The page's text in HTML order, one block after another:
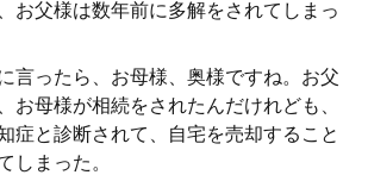
お父様は数年前に多解をされてしまっ
言ったら、お母様、奥様ですね。お父
お母様が相続をされたんだけれども、
症と診断されて、自宅を売却すること
しまった。